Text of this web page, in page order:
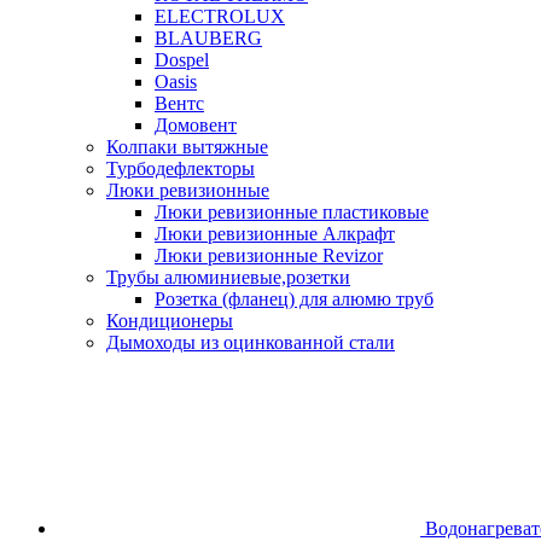
ELECTROLUX
BLAUBERG
Dospel
Oasis
Вентс
Домовент
Колпаки вытяжные
Турбодефлекторы
Люки ревизионные
Люки ревизионные пластиковые
Люки ревизионные Алкрафт
Люки ревизионные Revizor
Трубы алюминиевые,розетки
Розетка (фланец) для алюмю труб
Кондиционеры
Дымоходы из оцинкованной стали